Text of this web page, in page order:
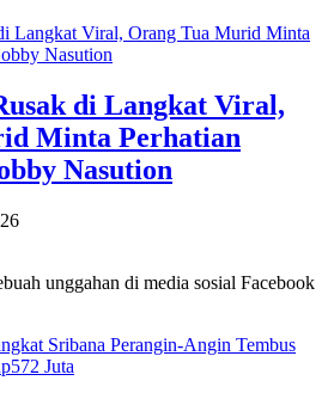
di Langkat Viral,
Minta Perhatian
Nasution
unggahan di media sosial Facebook